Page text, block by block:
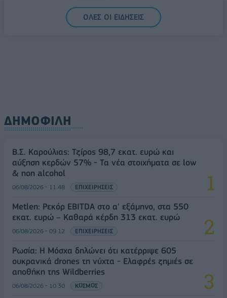
ΟΛΕΣ ΟΙ ΕΙΔΗΣΕΙΣ
ΔΗΜΟΦΙΛΗ
Β.Σ. Καρούλιας: Τζίρος 98,7 εκατ. ευρώ και
αύξηση κερδών 57% - Τα νέα στοιχήματα σε low
& non alcohol
06/08/2026 - 11:48 ΕΠΙΧΕΙΡΗΣΕΙΣ
Metlen: Ρεκόρ EBITDA στο α' εξάμηνο, στα 550
εκατ. ευρώ – Καθαρά κέρδη 313 εκατ. ευρώ
06/08/2026 - 09:12 ΕΠΙΧΕΙΡΗΣΕΙΣ
Ρωσία: Η Μόσχα δηλώνει ότι κατέρριψε 605
ουκρανικά drones τη νύχτα - Ελαφρές ζημιές σε
αποθήκη της Wildberries
06/08/2026 - 10:30 ΚΟΣΜΟΣ